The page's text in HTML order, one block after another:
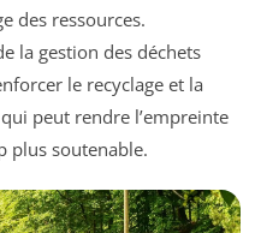
des ressources.
la gestion des déchets
le recyclage et la
peut rendre l’empreinte
plus soutenable.